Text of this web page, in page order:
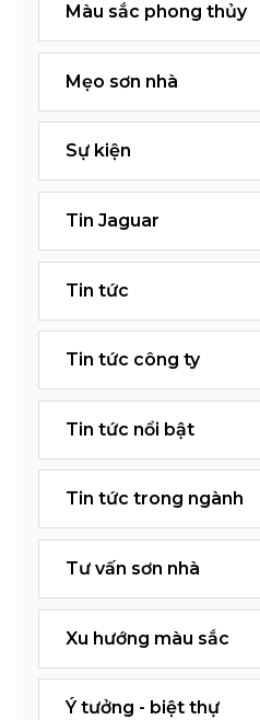
Màu sắc phong thủy
Mẹo sơn nhà
Sự kiện
Tin Jaguar
Tin tức
Tin tức công ty
Tin tức nổi bật
Tin tức trong ngành
Tư vấn sơn nhà
Xu hướng màu sắc
Ý tưởng - biệt thự